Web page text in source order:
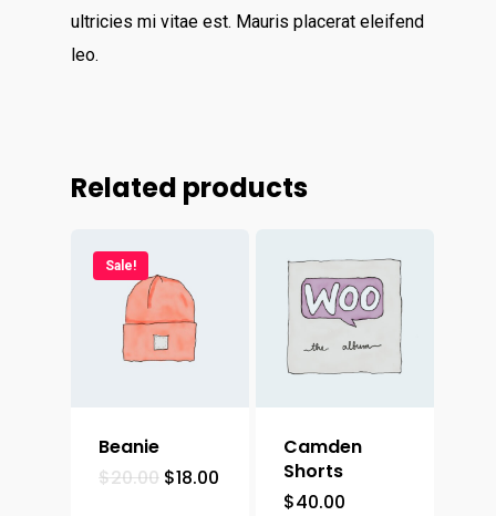
ultricies mi vitae est. Mauris placerat eleifend
leo.
Related products
Sale!
Beanie
$20.00 $18.00
Camden
Shorts
$40.00